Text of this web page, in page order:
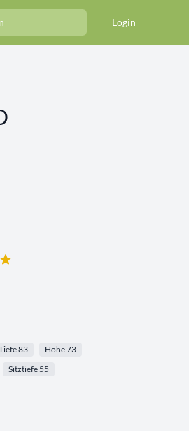
Login
83
Höhe 73
Sitztiefe 55